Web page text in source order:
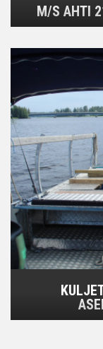
M/S AHTI